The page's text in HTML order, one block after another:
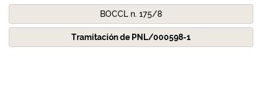
BOCCL n. 175/8
Tramitación de PNL/000598-1